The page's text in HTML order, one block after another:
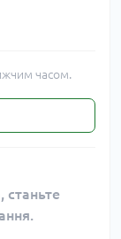
часом.
станьте